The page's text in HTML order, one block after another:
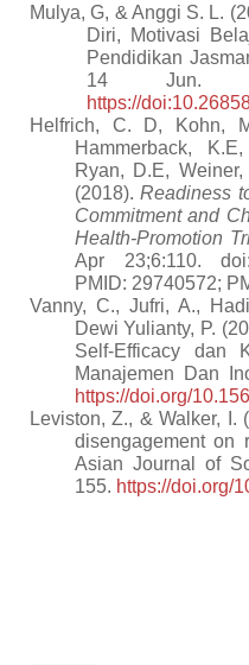
Mulya, G, & Anggi S. L.
Diri, Motivasi
Pendidikan
14 Jun.
https://
Helfrich, C. D, Kohn,
Hammerback,
Ryan, D.E,
(2018).Readiness
Commitment and
Health-Promotion
Apr 23;6:110. doi:
PMID: 29740572;
Vanny, C., Jufri, A.,
Dewi Yulianty, P.
Self-Efficacy dan
Manajemen Dan
https://doi.org/
Leviston, Z., & Walker, I.
disengagement on
Asian Journal of
155. https://doi.org/